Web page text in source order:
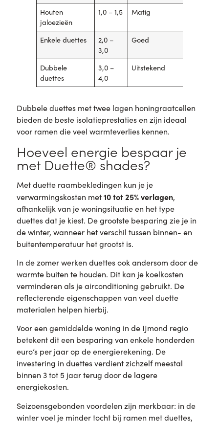
Houten
jaloezieën
1,0 – 1,5 Matig
Enkele duettes
2,0 –
3,0
Goed
Dubbele
duettes
3,0 –
4,0
Uitstekend
Dubbele duettes met twee lagen honingraatcellen
bieden de beste isolatieprestaties en zijn ideaal
voor ramen die veel warmteverlies kennen.
Hoeveel energie bespaar je
met Duette® shades?
Met duette raambekledingen kun je je
verwarmingskosten met10 tot 25% verlagen,
afhankelijk van je woningsituatie en het type
duettes dat je kiest. De grootste besparing zie je in
de winter, wanneer het verschil tussen binnen- en
buitentemperatuur het grootst is.
In de zomer werken duettes ook andersom door de
warmte buiten te houden. Dit kan je koelkosten
verminderen als je airconditioning gebruikt. De
reflecterende eigenschappen van veel duette
materialen helpen hierbij.
Voor een gemiddelde woning in de IJmond regio
betekent dit een besparing van enkele honderden
euro’s per jaar op de energierekening. De
investering in duettes verdient zichzelf meestal
binnen 3 tot 5 jaar terug door de lagere
energiekosten.
Seizoensgebonden voordelen zijn merkbaar: in de
winter voel je minder tocht bij ramen met duettes,